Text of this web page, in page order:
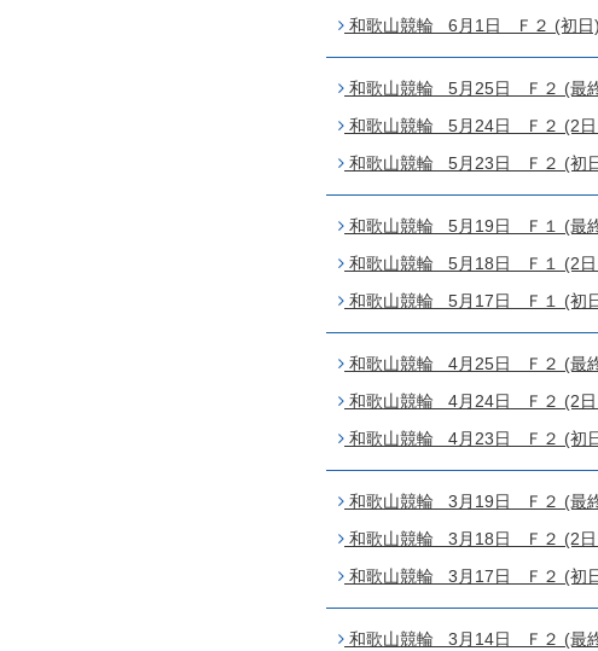
和歌山競輪 6月1日 Ｆ２ (初日)
和歌山競輪 5月25日 Ｆ２ (最
和歌山競輪 5月24日 Ｆ２ (2日
和歌山競輪 5月23日 Ｆ２ (初
和歌山競輪 5月19日 Ｆ１ (最
和歌山競輪 5月18日 Ｆ１ (2日
和歌山競輪 5月17日 Ｆ１ (初
和歌山競輪 4月25日 Ｆ２ (最
和歌山競輪 4月24日 Ｆ２ (2日
和歌山競輪 4月23日 Ｆ２ (初
和歌山競輪 3月19日 Ｆ２ (最
和歌山競輪 3月18日 Ｆ２ (2日
和歌山競輪 3月17日 Ｆ２ (初
和歌山競輪 3月14日 Ｆ２ (最